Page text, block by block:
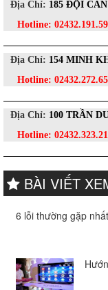
Địa Chỉ: 185 ĐỘI
Hotline:
Địa Chỉ: 154 MINH
Hotline:
Địa Chỉ: 100 TRẦN
Hotline:
BÀI VIẾT
6 lỗi thường gặp